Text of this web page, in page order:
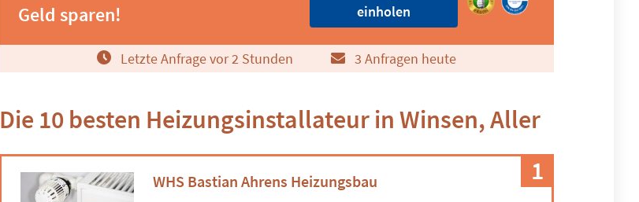
Geld sparen!
einholen
Letzte Anfrage vor2 Stunden 3 Anfragen heute
Die 10 besten Heizungsinstallateur in Winsen, Aller
1
WHS Bastian Ahrens Heizungsbau